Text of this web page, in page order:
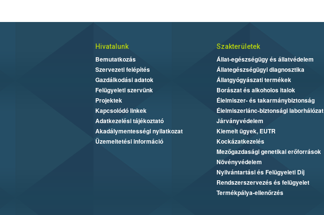
Hivatalunk
Bemutatkozás
Szervezeti felépítés
Gazdálkodási adatok
Felügyeleti szervünk
Projektek
Kapcsolódó linkek
Adatkezelési tájékoztató
Akadálymentességi nyilatkozat
Üzemeltetési információ
Szakterületek
Állat-egészségügy és állatvédelem
Állategészségügyi diagnosztika
Állatgyógyászati termékek
Borászat és alkoholos italok
Élelmiszer- és takarmánybiztonság
Élelmiszerlánc-biztonsági laborhálózat
Járványvédelem
Kiemelt ügyek, EUTR
Kockázatkezelés
Mezőgazdasági genetikai erőforrások
Növényvédelem
Nyilvántartási és Felügyeleti Díj
Rendszerszervezés és felügyelet
Termékpálya-ellenőrzés